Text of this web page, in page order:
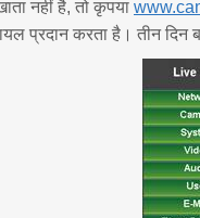
नहीं है, तो कृपया
प्रदान करता है। तीन